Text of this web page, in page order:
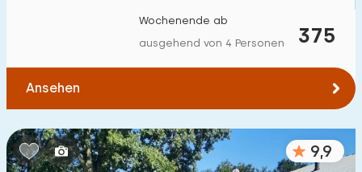
375
Wochenende ab
ausgehend von 4 Personen
Ansehen
9,9